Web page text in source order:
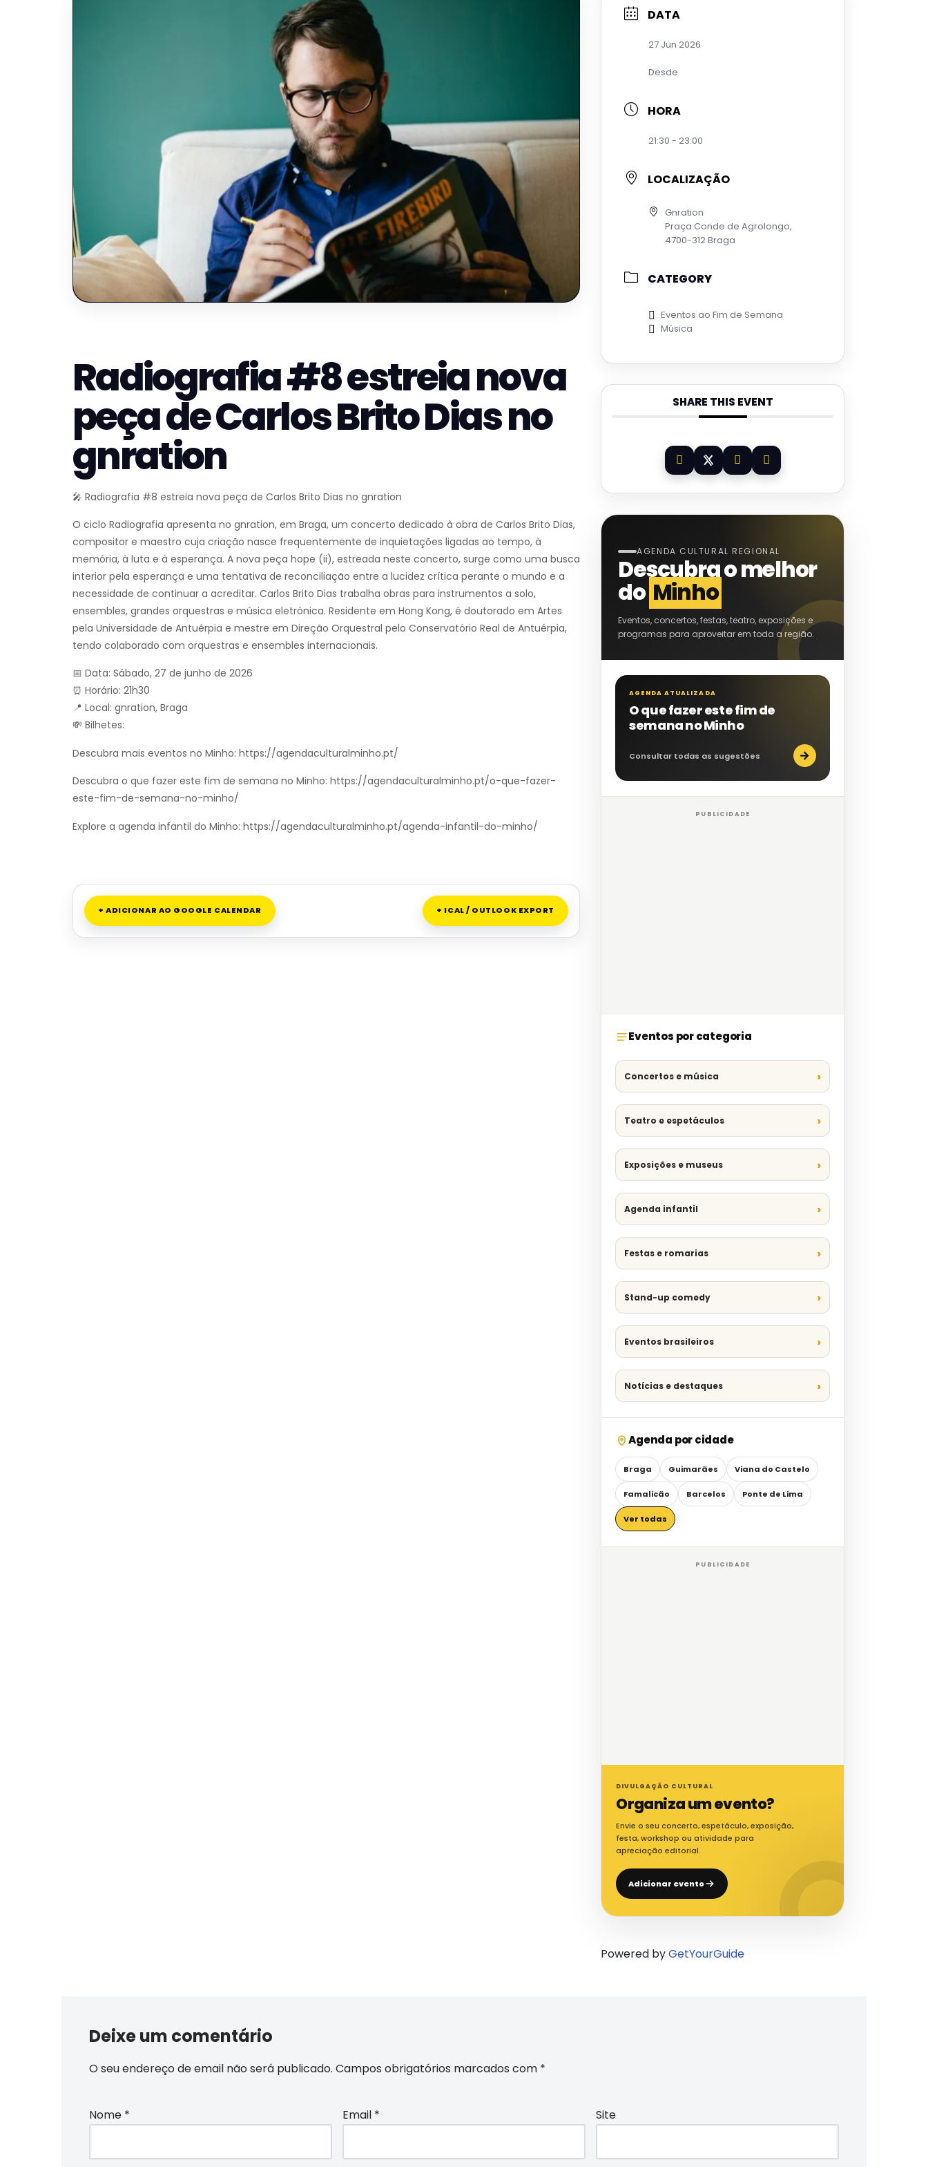
Radiografia #8 estreia nova
peça de Carlos Brito Dias no
gnration
🎤 Radiografia #8 estreia nova peça de Carlos Brito Dias no gnration
O ciclo Radiografia apresenta no gnration, em Braga, um concerto dedicado à obra de Carlos Brito Dias,
compositor e maestro cuja criação nasce frequentemente de inquietações ligadas ao tempo, à
memória, à luta e à esperança. A nova peça hope (ii), estreada neste concerto, surge como uma busca
interior pela esperança e uma tentativa de reconciliação entre a lucidez crítica perante o mundo e a
necessidade de continuar a acreditar. Carlos Brito Dias trabalha obras para instrumentos a solo,
ensembles, grandes orquestras e música eletrónica. Residente em Hong Kong, é doutorado em Artes
pela Universidade de Antuérpia e mestre em Direção Orquestral pelo Conservatório Real de Antuérpia,
tendo colaborado com orquestras e ensembles internacionais.
📅 Data: Sábado, 27 de junho de 2026
⏰ Horário: 21h30
📍 Local: gnration, Braga
💸 Bilhetes:
Descubra mais eventos no Minho: https://agendaculturalminho.pt/
Descubra o que fazer este fim de semana no Minho: https://agendaculturalminho.pt/o-que-fazer-
este-fim-de-semana-no-minho/
Explore a agenda infantil do Minho: https://agendaculturalminho.pt/agenda-infantil-do-minho/
+ ADICIONAR AO GOOGLE CALENDAR + ICAL / OUTLOOK EXPORT
DATA
27 Jun 2026
Desde
HORA
21:30 - 23:00
LOCALIZAÇÃO
Gnration
Praça Conde de Agrolongo,
4700-312 Braga
CATEGORY
Eventos ao Fim de Semana
Música
SHARE THIS EVENT
AGENDA CULTURAL REGIONAL
Descubra o melhor
do Minho
Eventos, concertos, festas, teatro, exposições e
programas para aproveitar em toda a região.
AGENDA ATUALIZADA
O que fazer este fim de
semana no Minho
Consultar todas as sugestões →
PUBLICIDADE
Eventos por categoria
Concertos e música
Teatro e espetáculos
Exposições e museus
Agenda infantil
Festas e romarias
Stand-up comedy
Eventos brasileiros
Notícias e destaques
Agenda por cidade
Braga Guimarães Viana do Castelo
Famalicão Barcelos Ponte de Lima
Ver todas
PUBLICIDADE
DIVULGAÇÃO CULTURAL
Organiza um evento?
Envie o seu concerto, espetáculo, exposição,
festa, workshop ou atividade para
apreciação editorial.
Adicionar evento
Powered byGetYourGuide
Deixe um comentário
O seu endereço de email não será publicado. Campos obrigatórios marcados com *
Nome * Email * Site